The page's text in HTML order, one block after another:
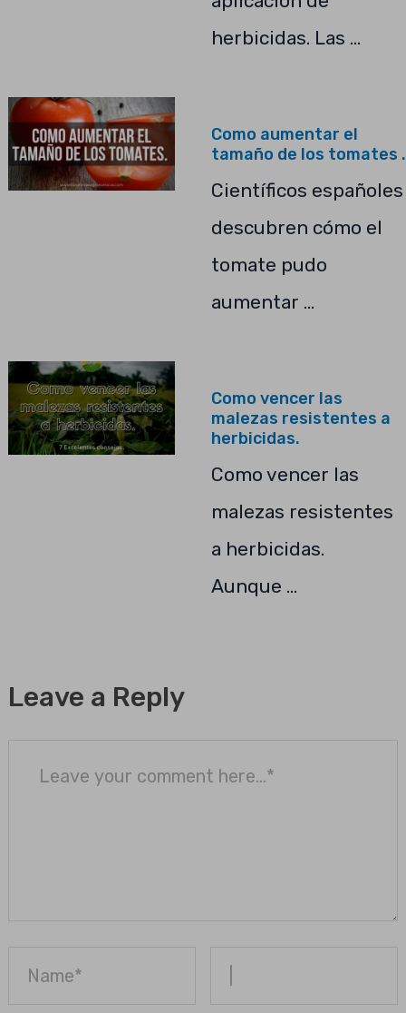
herbicidas. Las …
Como aumentar el
tamaño de los tomates .
Científicos españoles
descubren cómo el
tomate pudo
aumentar …
Como vencer las
malezas resistentes a
herbicidas.
Como vencer las
malezas resistentes
a herbicidas.
Aunque …
Leave a Reply